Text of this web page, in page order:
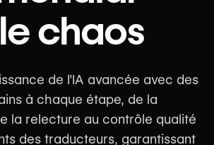
chaos
de l’IA avancée avec des
à chaque étape, de la
la relecture au contrôle qualité
des traducteurs, garantissant